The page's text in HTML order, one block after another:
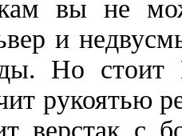
вы не
и
Но стоит
рукоятью
верстак с